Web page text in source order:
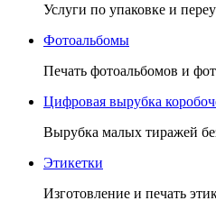
Услуги по упаковке и
Фотоальбомы
Печать фотоальбомов и
Цифровая вырубка
Вырубка малых тиражей
Этикетки
Изготовление и печать